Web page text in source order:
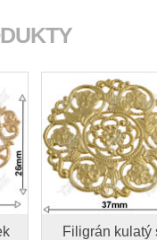
Filigrán kulatý